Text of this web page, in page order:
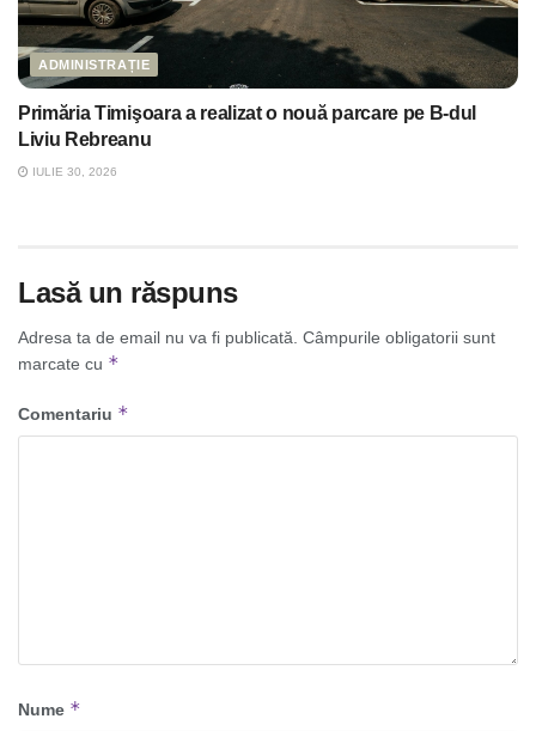
ADMINISTRAȚIE
Primăria Timişoara a realizat o nouă parcare pe B-dul
Liviu Rebreanu
IULIE 30, 2026
Lasă un răspuns
Adresa ta de email nu va fi publicată. Câmpurile obligatorii sunt
marcate cu *
Comentariu *
Nume *